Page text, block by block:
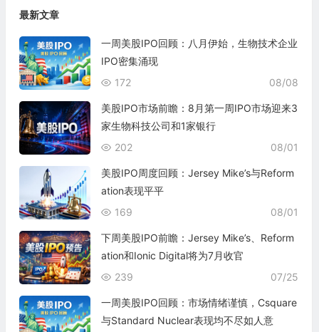
最新文章
一周美股IPO回顾：八月伊始，生物技术企业
IPO密集涌现
08/08
172
美股IPO市场前瞻：8月第一周IPO市场迎来3
家生物科技公司和1家银行
08/01
202
美股IPO周度回顾：Jersey Mike’s与Reform
ation表现平平
08/01
169
下周美股IPO前瞻：Jersey Mike’s、Reform
ation和Ionic Digital将为7月收官
07/25
239
一周美股IPO回顾：市场情绪谨慎，Csquare
与Standard Nuclear表现均不尽如人意